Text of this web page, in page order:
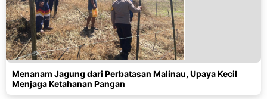
Menanam Jagung dari Perbatasan Malinau, Upaya Kecil
Menjaga Ketahanan Pangan